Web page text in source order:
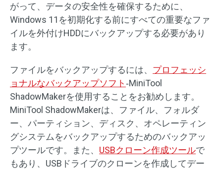
がって、データの安全性を確保するために、
Windows 11を初期化する前にすべての重要なファ
イルを外付けHDDにバックアップする必要があり
ます。
ファイルをバックアップするには、 プロフェッシ
ョナルなバックアップソフト‐MiniTool
ShadowMakerを使用することをお勧めします。
MiniTool ShadowMakerは、ファイル、フォルダ
ー、パーティション、ディスク、オペレーティン
グシステムをバックアップするためのバックアッ
プツールです。また、 USBクローン作成ツールで
もあり、USBドライブのクローンを作成してデー